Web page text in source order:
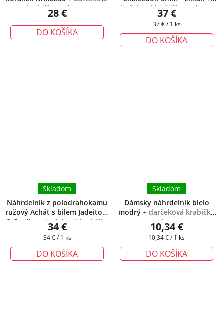
krabička zadarmo
28 €
DO KOŠÍKA
darčeková krabička zadarmo
37 €
Jednotková
37 € / 1 ks
DO KOŠÍKA
Náhrdelník z polodrahokamu
ružový Achát s bilem Jadeitom
® Sonija
+ darčeková krabička
zadarmo
Skladom
34 €
Jednotková
34 € / 1 ks
DO KOŠÍKA
Dámsky náhrdelník bielo
modrý + darčeková krabička
zadarmo
Skladom
10,34 €
Jednotková
10,34 € / 1 ks
DO KOŠÍKA